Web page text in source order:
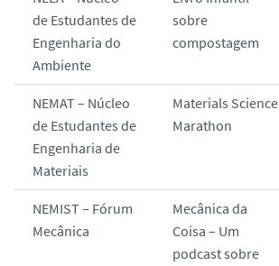
de Estudantes de
Engenharia do
Ambiente
sobre
compostagem
NEMAT – Núcleo
de Estudantes de
Engenharia de
Materiais
Materials Science
Marathon
NEMIST – Fórum
Mecânica
Mecânica da
Coisa – Um
podcast sobre